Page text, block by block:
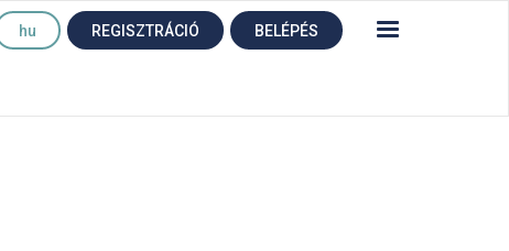
hu REGISZTRÁCIÓ BELÉPÉS